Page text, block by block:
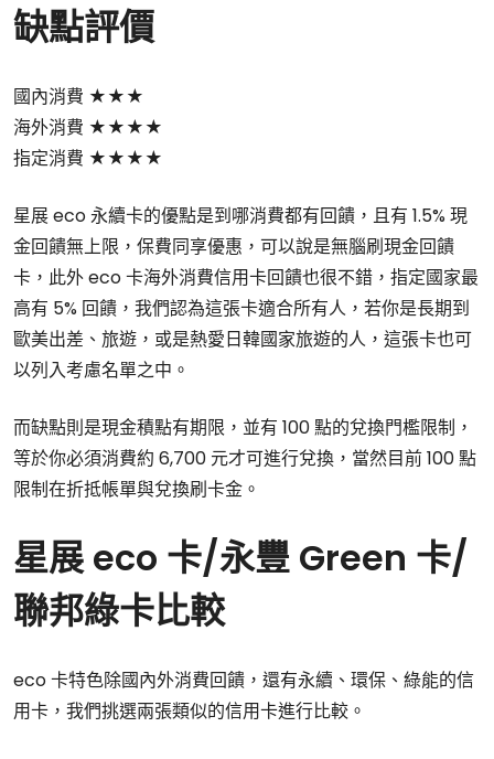
缺點評價
國內消費 ★★★
海外消費 ★★★★
指定消費 ★★★★
星展 eco 永續卡的優點是到哪消費都有回饋，且有 1.5% 現
金回饋無上限，保費同享優惠，可以說是無腦刷現金回饋
卡，此外 eco 卡海外消費信用卡回饋也很不錯，指定國家最
高有 5% 回饋，我們認為這張卡適合所有人，若你是長期到
歐美出差、旅遊，或是熱愛日韓國家旅遊的人，這張卡也可
以列入考慮名單之中。
而缺點則是現金積點有期限，並有 100 點的兌換門檻限制，
等於你必須消費約 6,700 元才可進行兌換，當然目前 100 點
限制在折抵帳單與兌換刷卡金。
星展 eco 卡/永豐 Green 卡/
聯邦綠卡比較
eco 卡特色除國內外消費回饋，還有永續、環保、綠能的信
用卡，我們挑選兩張類似的信用卡進行比較。